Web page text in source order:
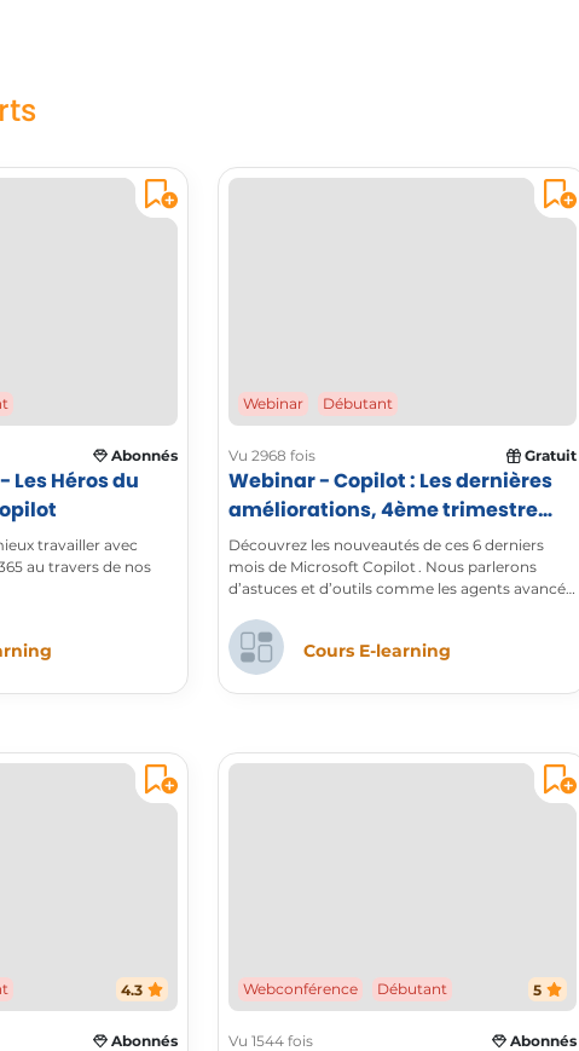
Abonnés
Les Héros du
travailler avec
au travers de nos
Webinar Débutant
Vu 2968 fois Gratuit
Webinar - Copilot : Les dernières
améliorations, 4ème trimestre
2025
Découvrez les nouveautés de ces 6 derniers
mois de Microsoft Copilot . Nous parlerons
d’astuces et d’outils comme les agents avancés,
Cours E-learning
4.3
Abonnés
Webconférence Débutant 5
Vu 1544 fois Abonnés